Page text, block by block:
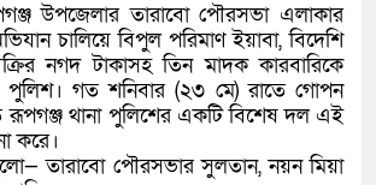
উপজেলার তারাবো পৌরসভা এলাকার
চালিয়ে বিপুল পরিমাণ ইয়াবা, বিদেশি
নগদ টাকাসহ তিন মাদক কারবারিকে
পুলিশ। গত শনিবার (২৩ মে) রাতে গোপন
রূপগঞ্জ থানা পুলিশের একটি বিশেষ দল এই
করে।
তারাবো পৌরসভার সুলতান, নয়ন মিয়া